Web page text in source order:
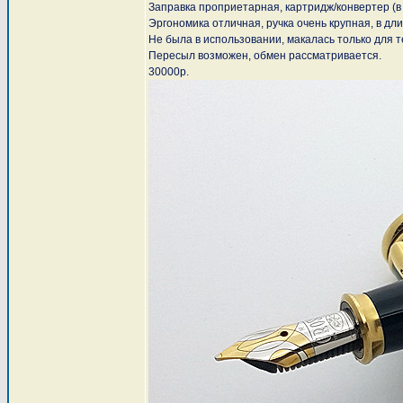
Заправка проприетарная, картридж/конвертер
Эргономика отличная, ручка очень крупная, в
Не была в использовании, макалась только для
Пересыл возможен, обмен рассматривается.
30000р.